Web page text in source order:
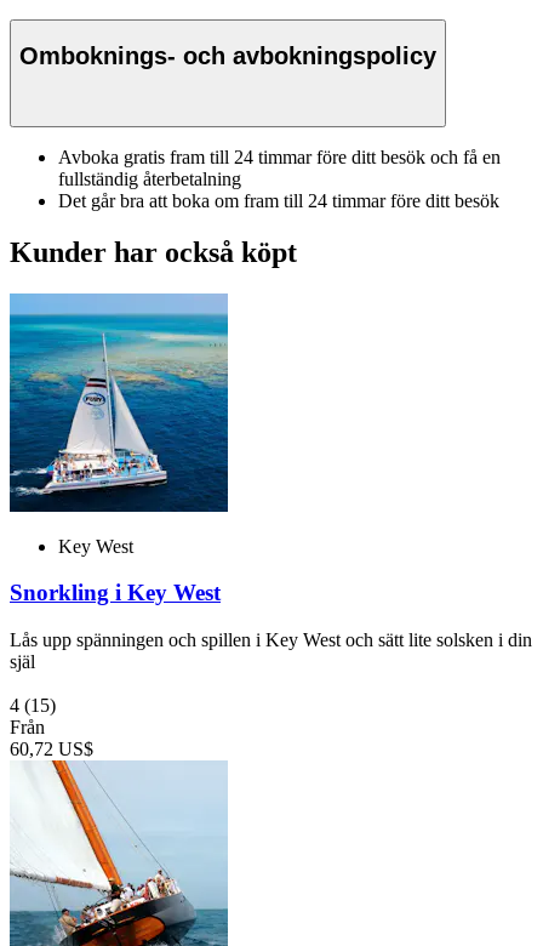
Omboknings- och avbokningspolicy
Avboka gratis fram till 24 timmar före ditt besök och få en
fullständig återbetalning
Det går bra att boka om fram till 24 timmar före ditt besök
Kunder har också köpt
Key West
Snorkling i Key West
Lås upp spänningen och spillen i Key West och sätt lite solsken i din
själ
4 (15)
Från
60,72 US$